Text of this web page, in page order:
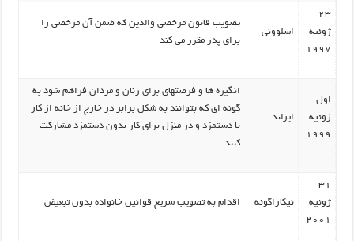
23
ژوئیه
1997
اسلوونی
تصویب قانون مرخصی والدین که ضمن آن مرخصی را
برای پدر مقرر می کند
اول
ژوئیه
1999
ایرلند
انگیزه ها و فرصتهای برای زنان و مردان فراهم شود به
گونه ای که بتوانند به شکل برابر در خارج از خانه از کار
با دستمزد و در منزل برای کار بدون دستمزد مشارکت
کنند
31
ژوئیه
2001
نیکاراگوئه اقدام به تصویب سریع قوانین خانواده بدون تبعیض